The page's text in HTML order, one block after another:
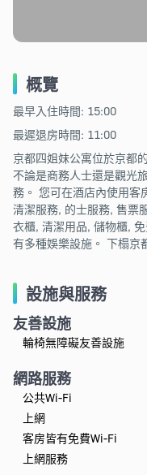
概覽
最早入住時間: 15:00
最遲退房時間: 11:00
京都四姐妹公寓位於京都
不論是商務人士還是觀光
務。 您可在酒店內使用客
清潔服務, 的士服務, 售票
衣櫃, 清潔用品, 儲物櫃,
有多種娛樂設施。 下榻京
設施與服務
友善設施
輪椅無障礙友善設施
網路服務
公共Wi-Fi
上網
客房皆有免費Wi-Fi
上網服務